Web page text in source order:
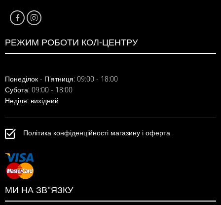
РЕЖИМ РОБОТИ КОЛ-ЦЕНТРУ
Понеділок - П'ятниця: 09:00 - 18:00
Субота: 09:00 - 18:00
Неділя: вихідний
Політика конфіденційності магазину і оферта
МИ НА ЗВ"ЯЗКУ